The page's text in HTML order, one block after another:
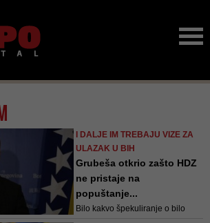
I DALJE IM TREBAJU VIZE ZA
ULAZAK U BIH
Grubeša otkrio zašto HDZ
ne pristaje na
popuštanje...
Bilo kakvo špekuliranje o bilo